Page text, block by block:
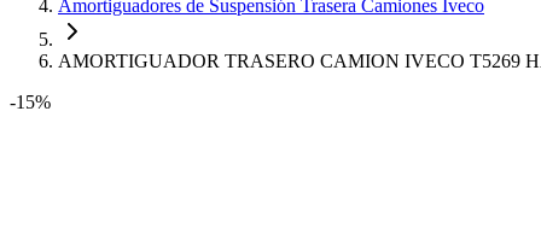
Amortiguadores de Suspensión Trasera Camiones Iveco
AMORTIGUADOR TRASERO CAMION IVECO T5269
-15%